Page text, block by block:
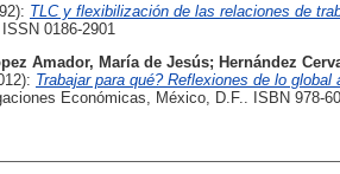
TLC y flexibilización de las relaciones de
0186-2901
Amador, María de Jesús; Hernández
Trabajar para qué? Reflexiones de lo global
Económicas, México, D.F.. ISBN 978-